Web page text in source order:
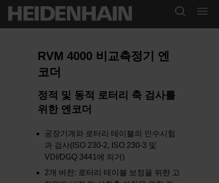
RVM 4000 비교측정기 엔
코더
정적 및 동적 로터리 축 검사를
위한 엔코더
공장기계와 로터리 테이블의 인수시험
과 검사(ISO 230-2, ISO 230-3 및
VDI/DGQ 3441에 의거)
2개 버전: 로터리 테이블 보정을 위한 고